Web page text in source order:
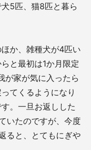
5匹、猫8匹と暮ら
か、雑種犬が4匹い
と最初は1か月限定
が家が気に入ったら
てくるようになり
。一旦お返しした
いたのですが、今度
ると、とてもにぎや